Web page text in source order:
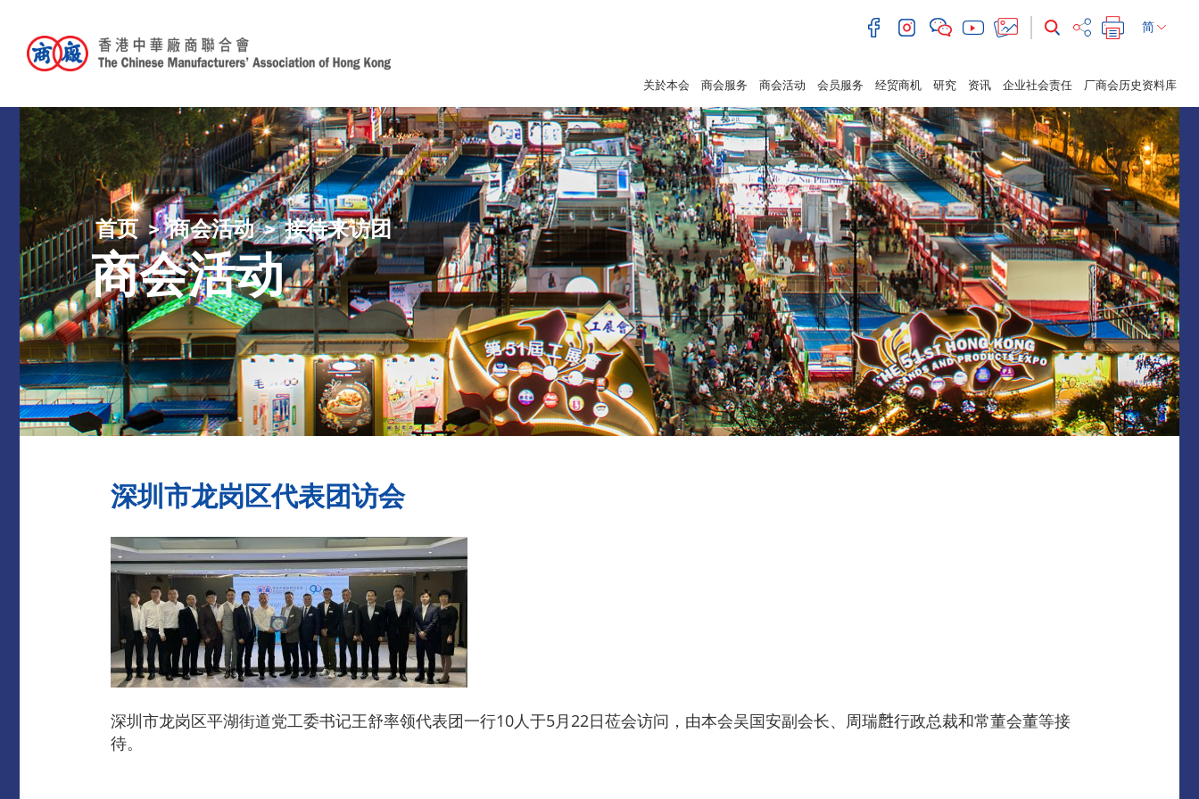
简
关於本会 商会服务 商会活动 会员服务 经贸商机 研究 资讯 企业社会责任 厂商会历史资料库
首页 商会活动 接待来访团
商会活动
深圳市龙岗区代表团访会
深圳市龙岗区平湖街道党工委书记王舒率领代表团一行10人于5月22日莅会访问，由本会吴国安副会长、周瑞𪊟行政总裁和常董会董等接
待。